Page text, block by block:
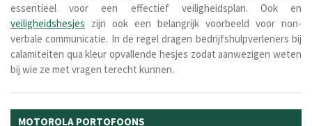
essentieel voor een effectief veiligheidsplan. Ook en
veiligheidshesjes zijn ook een belangrijk voorbeeld voor non-
verbale communicatie. In de regel dragen bedrijfshulpverleners bij
calamiteiten qua kleur opvallende hesjes zodat aanwezigen weten
bij wie ze met vragen terecht kunnen.
MOTOROLA PORTOFOONS